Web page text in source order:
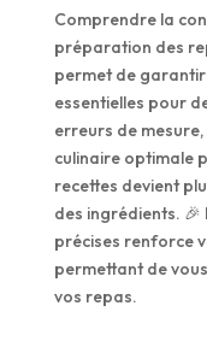
Comprendre la
préparation des
permet de
essentielles pour
erreurs de
culinaire optimale
recettes devient
des ingrédients. 🎉
précises renforce
permettant de
vos repas.